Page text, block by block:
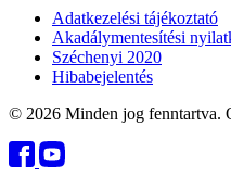
Adatkezelési tájékoztató
Akadálymentesítési
Széchenyi 2020
Hibabejelentés
© 2026 Minden jog fenntartva.